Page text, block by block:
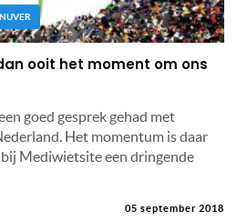
ooit het moment om ons
goed gesprek gehad met
Het momentum is daar
Mediwietsite een dringende
05 september 2018